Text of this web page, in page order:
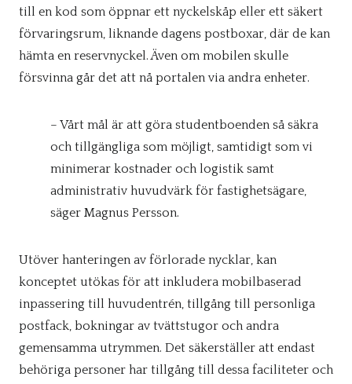
till en kod som öppnar ett nyckelskåp eller ett säkert
förvaringsrum, liknande dagens postboxar, där de kan
hämta en reservnyckel. Även om mobilen skulle
försvinna går det att nå portalen via andra enheter.
– Vårt mål är att göra studentboenden så säkra
och tillgängliga som möjligt, samtidigt som vi
minimerar kostnader och logistik samt
administrativ huvudvärk för fastighetsägare,
säger Magnus Persson.
Utöver hanteringen av förlorade nycklar, kan
konceptet utökas för att inkludera mobilbaserad
inpassering till huvudentrén, tillgång till personliga
postfack, bokningar av tvättstugor och andra
gemensamma utrymmen. Det säkerställer att endast
behöriga personer har tillgång till dessa faciliteter och